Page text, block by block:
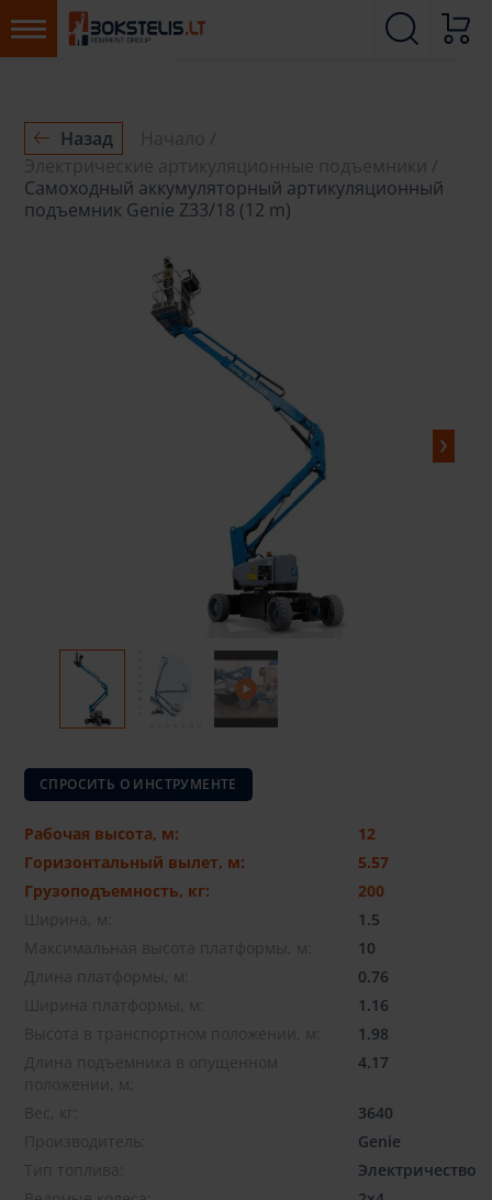
Назад
Начало
Электрические артикуляционные подъемники
Самоходный аккумуляторный артикуляционный
подъемник Genie Z33/18 (12 m)
СПРОСИТЬ О ИНСТРУМЕНТЕ
Рабочая высота, м:
12
Горизонтальный вылет, м:
5.57
Грузоподъемность, кг:
200
Ширина, м:
1.5
Максимальная высота платформы, м:
10
Длина платформы, м:
0.76
Ширина платформы, м:
1.16
Высота в транспортном положении, м:
1.98
Длина подъемника в опущенном
положении, м:
4.17
Вес, кг:
3640
Производитель:
Genie
Тип топлива:
Электричество